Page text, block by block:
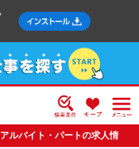
ルバイト・パートの求人情